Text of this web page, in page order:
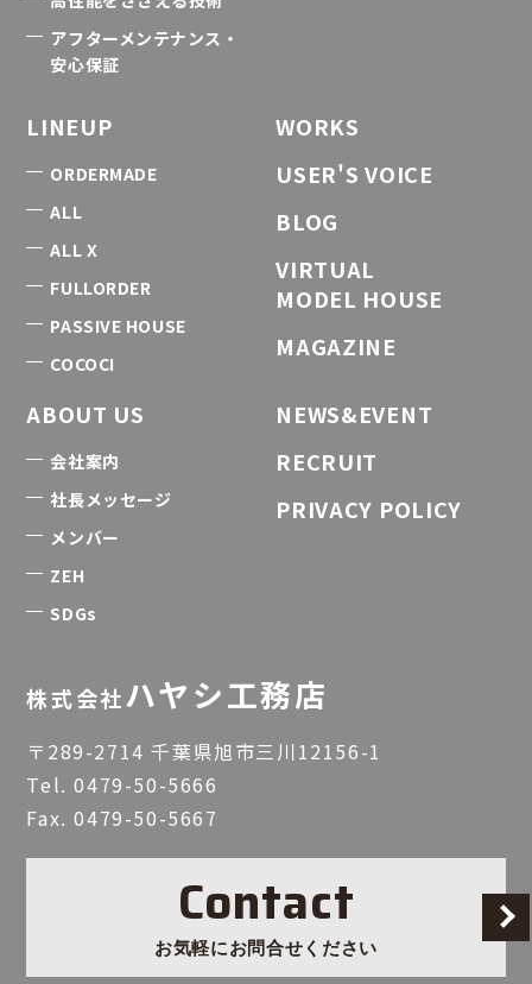
アフターメンテナンス・
安心保証
LINEUP
ORDERMADE
ALL
ALL X
FULLORDER
PASSIVE HOUSE
COCOCI
WORKS
USER'S VOICE
BLOG
VIRTUAL
MODEL HOUSE
MAGAZINE
ABOUT US
会社案内
社長メッセージ
メンバー
ZEH
SDGs
NEWS&EVENT
RECRUIT
PRIVACY POLICY
株式会社ハヤシ工務店
〒289-2714 千葉県旭市三川12156-1
Tel.0479-50-5666
Fax. 0479-50-5667
Contact
お気軽にお問合せください